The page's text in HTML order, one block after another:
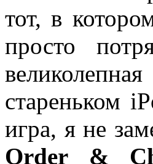
тот, в
просто
стареньком
игра, я не
Order &